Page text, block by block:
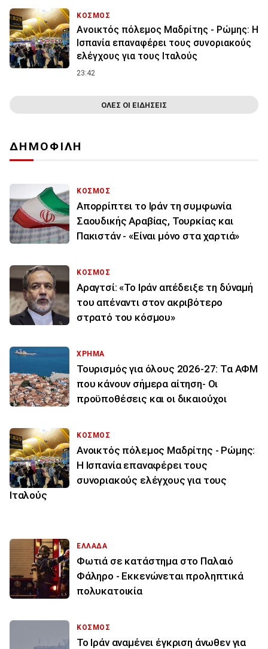
ΚΟΣΜΟΣ
Ανοικτός πόλεμος Μαδρίτης - Ρώμης: Η
Ισπανία επαναφέρει τους συνοριακούς
ελέγχους για τους Ιταλούς
23:42
ΟΛΕΣ ΟΙ ΕΙΔΗΣΕΙΣ
ΔΗΜΟΦΙΛΗ
ΚΟΣΜΟΣ
Απορρίπτει το Ιράν τη συμφωνία
Σαουδικής Αραβίας, Τουρκίας και
Πακιστάν - «Είναι μόνο στα χαρτιά»
ΚΟΣΜΟΣ
Αραγτσί: «Το Ιράν απέδειξε τη δύναμή
του απέναντι στον ακριβότερο
στρατό του κόσμου»
ΧΡΗΜΑ
Τουρισμός για όλους 2026-27: Τα ΑΦΜ
που κάνουν σήμερα αίτηση- Οι
προϋποθέσεις και οι δικαιούχοι
ΚΟΣΜΟΣ
Ανοικτός πόλεμος Μαδρίτης - Ρώμης:
Η Ισπανία επαναφέρει τους
συνοριακούς ελέγχους για τους
Ιταλούς
ΕΛΛΑΔΑ
Φωτιά σε κατάστημα στο Παλαιό
Φάληρο - Εκκενώνεται προληπτικά
πολυκατοικία
ΚΟΣΜΟΣ
Το Ιράν αναμένει έγκριση άνωθεν για